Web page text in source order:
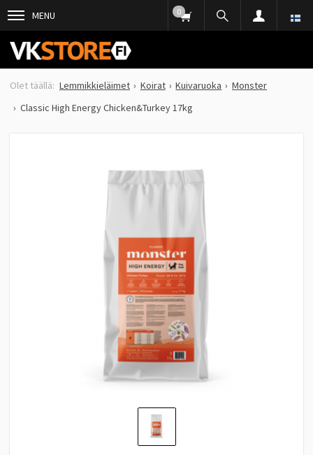
MENU 0
Lemmikkieläimet Koirat Kuivaruoka
Monster
Classic High Energy Chicken&Turkey 17kg